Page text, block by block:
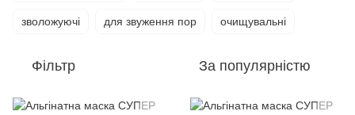
зволожуючі для звуження пор очищувальні
Фільтр За популярністю